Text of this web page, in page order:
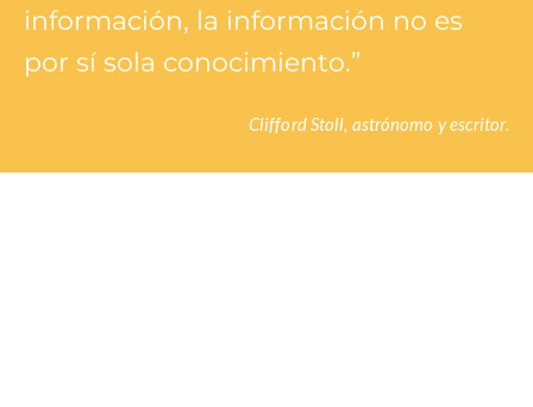
información, la información no es
por sí sola conocimiento.”
Clifford Stoll, astrónomo y escritor.